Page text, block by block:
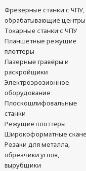
Фрезерные станки с ЧПУ,
обрабатывающие центры
Токарные станки с ЧПУ
Планшетные режущие
плоттеры
Лазерные гравёры и
раскройщики
Электроэрозионное
оборудование
Плоскошлифовальные
станки
Режущие плоттеры
Широкоформатные
Резаки для металла,
обрезчики углов,
вырубщики